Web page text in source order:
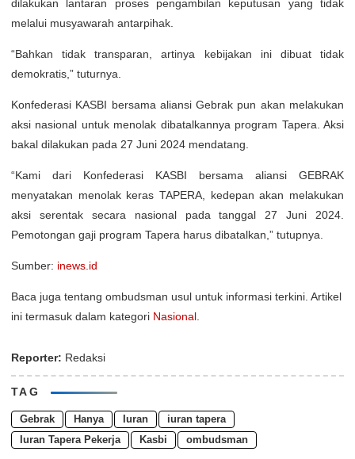
dilakukan lantaran proses pengambilan keputusan yang tidak
melalui musyawarah antarpihak.
“Bahkan tidak transparan, artinya kebijakan ini dibuat tidak
demokratis,” tuturnya.
Konfederasi KASBI bersama aliansi Gebrak pun akan melakukan
aksi nasional untuk menolak dibatalkannya program Tapera. Aksi
bakal dilakukan pada 27 Juni 2024 mendatang.
“Kami dari Konfederasi KASBI bersama aliansi GEBRAK
menyatakan menolak keras TAPERA, kedepan akan melakukan
aksi serentak secara nasional pada tanggal 27 Juni 2024.
Pemotongan gaji program Tapera harus dibatalkan,” tutupnya.
Sumber: inews.id
Baca juga tentang ombudsman usul untuk informasi terkini. Artikel
ini termasuk dalam kategori Nasional
Reporter: Redaksi
TAG
Gebrak Hanya Iuran
iuran tapera
Iuran Tapera Pekerja
Kasbi ombudsman